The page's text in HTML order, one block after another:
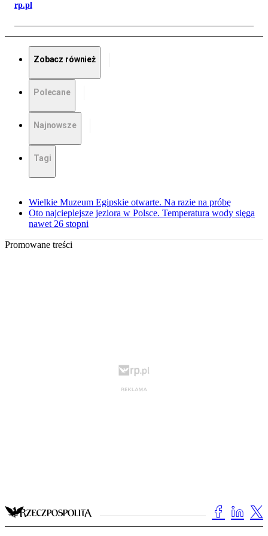
rp.pl
Zobacz również
Polecane
Najnowsze
Tagi
Wielkie Muzeum Egipskie otwarte. Na razie na próbę
Oto najcieplejsze jeziora w Polsce. Temperatura wody sięga
nawet 26 stopni
Promowane treści